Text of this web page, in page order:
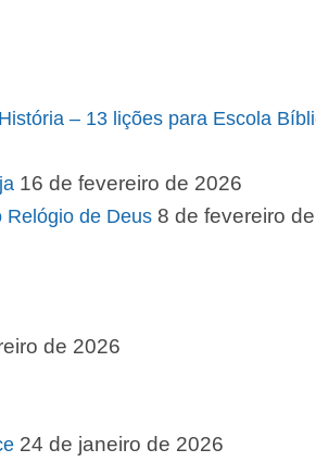
– 13 lições para Escola
16 de fevereiro de 2026
Relógio de Deus 8 de fevereiro
de 2026
24 de janeiro de 2026